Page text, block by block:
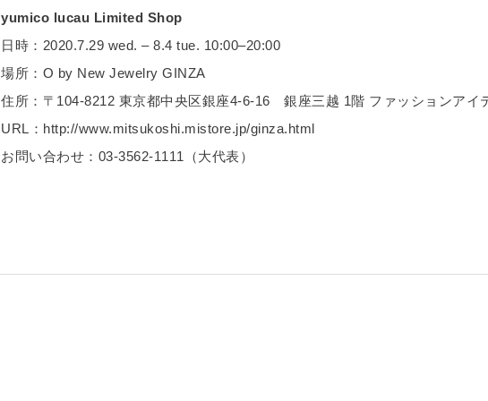
yumico lucau Limited Shop
日時：2020.7.29 wed. – 8.4 tue. 10:00–20:00
場所：O by New Jewelry GINZA
住所：〒104-8212 東京都中央区銀座4-6-16 銀座三越 1階 ファッションアイ
URL：http://www.mitsukoshi.mistore.jp/ginza.html
お問い合わせ：03-3562-1111（大代表）